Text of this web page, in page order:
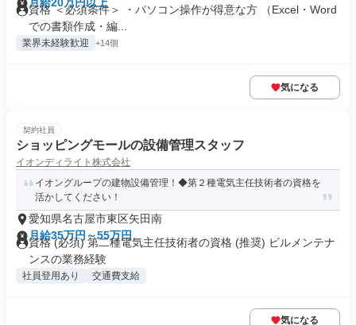
資格 ＜必須条件＞ ・パソコン操作が得意な方 （Excel・Word
での書類作成・編...
業界未経験歓迎 +14個
気になる
契約社員
ショッピングモールの設備管理スタッフ
イオンディライト株式会社
イオングループの建物設備管理！◆第２種電気主任技術者の資格を
活かしてください！
愛知県名古屋市東区矢田南
月給35万円～55万円
資格 (必須) 第二種電気主任技術者の資格 (推奨) ビルメンテナ
ンスの業務経験
社員登用あり 交通費支給
気になる